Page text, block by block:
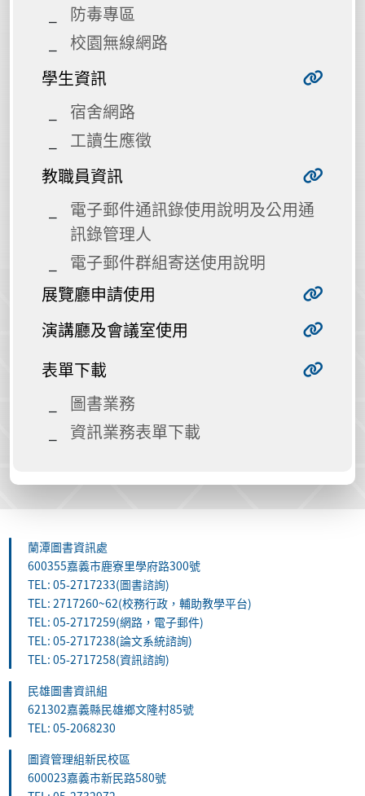
防毒專區
校園無線網路
學生資訊
宿舍網路
工讀生應徵
教職員資訊
電子郵件通訊錄使用說明及公用通
訊錄管理人
電子郵件群組寄送使用說明
展覽廳申請使用
演講廳及會議室使用
表單下載
圖書業務
資訊業務表單下載
蘭潭圖書資訊處
600355嘉義市鹿寮里學府路300號
TEL: 05-2717233(圖書諮詢)
TEL: 2717260~62(校務行政，輔助教學平台)
TEL: 05-2717259(網路，電子郵件)
TEL: 05-2717238(論文系統諮詢)
TEL: 05-2717258(資訊諮詢)
民雄圖書資訊組
621302嘉義縣民雄鄉文隆村85號
TEL: 05-2068230
圖資管理組新民校區
600023嘉義市新民路580號